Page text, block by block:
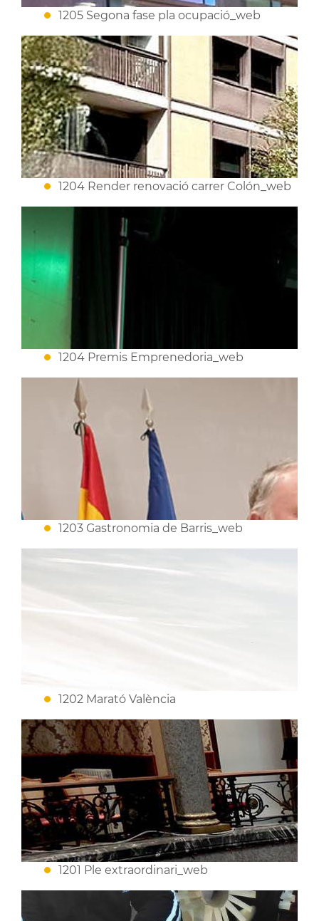
1205 Segona fase pla ocupació_web
1204 Render renovació carrer Colón_web
1204 Premis Emprenedoria_web
1203 Gastronomia de Barris_web
1202 Marató València
1201 Ple extraordinari_web